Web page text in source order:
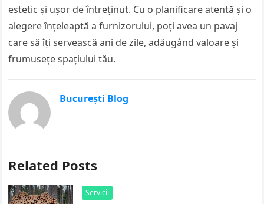
estetic și ușor de întreținut. Cu o planificare atentă și o
alegere înțeleaptă a furnizorului, poți avea un pavaj
care să îți servească ani de zile, adăugând valoare și
frumusețe spațiului tău.
București Blog
Related Posts
Servicii